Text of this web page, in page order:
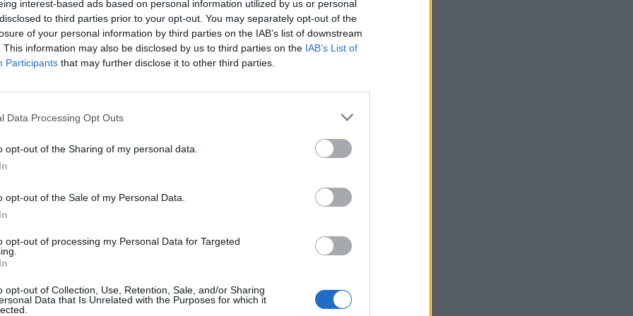
interest-based ads based on personal information utilized by us or personal
to third parties prior to your opt-out. You may separately opt-out of the
of your personal information by third parties on the IAB’s list of downstream
This information may also be disclosed by us to third parties on the IAB’s List of
Participants that may further disclose it to other third parties.
Data Processing Opt Outs
opt-out of the Sharing of my personal data.
opt-out of the Sale of my Personal Data.
opt-out of processing my Personal Data for Targeted
opt-out of Collection, Use, Retention, Sale, and/or Sharing
Data that Is Unrelated with the Purposes for which it
milanese.
un approccio integrato, con una survey rivolta ai protagonisti della
dati su esperienze, attitudini e skill sviluppate. Parallelamente, è stato
competenze più richieste e le opportunità di impiego o imprenditorialità per i
espressa dalle imprese, utile a delineare strategie condivise per il
conoscenza e la valorizzazione delle risorse umane della ricerca.
sarà anche un momento di confronto tra
mondo accademico, imprese e
due tavole rotonde dedicate: la prima sulle sfide e opportunità dell’alta
la seconda sul ruolo delle sinergie tra attori diversi per valorizzare la
un
e nuove connessioni.
di definizione):